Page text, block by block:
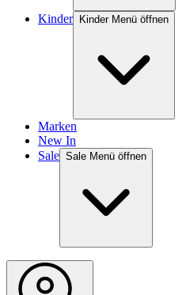
Kinder Kinder Menü öffnen
Marken
New In
Sale Sale Menü öffnen